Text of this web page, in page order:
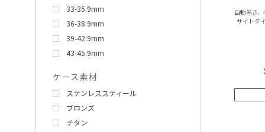
33-35.9mm
36-38.9mm
39-42.9mm
43-45.9mm
ケース素材
ステンレススティール
ブロンズ
チタン
自動巻き
サイトダ